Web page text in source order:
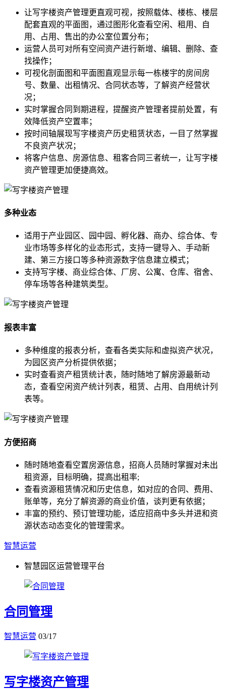
让写字楼资产管理更直观可视，按照载体、楼栋、楼层
配套直观的平面图，通过图形化查看空闲、租用、自
用、占用、售出的办公室位置分布；
运营人员可对所有空间资产进行新增、编辑、删除、查
找操作；
可视化剖面图和平面图直观显示每一栋楼宇的房间房
号、数量、出租情况、合同状态等，了解资产经营状
况；
实时掌握合同到期进程，提醒资产管理者提前处置，有
效降低资产空置率；
按时间轴展现写字楼资产历史租赁状态，一目了然掌握
不良资产状况；
将客户信息、房源信息、租客合同三者统一，让写字楼
资产管理更加便捷高效。
多种业态
适用于产业园区、园中园、孵化器、商办、综合体、专
业市场等多样化的业态形式，支持一键导入、手动新
建、第三方接口等多种资源数字信息建立模式；
支持写字楼、商业综合体、厂房、公寓、仓库、宿舍、
停车场等各种建筑类型。
报表丰富
多种维度的报表分析，查看各类实际和虚拟资产状况，
为园区资产分析提供依据；
实时查看资产租赁统计表，随时随地了解房源最新动
态，查看空闲资产统计列表，租赁、占用、自用统计列
表等。
方便招商
随时随地查看空置房源信息，招商人员随时掌握对未出
租资源，目标明确，提高出租率;
查看资源租赁情况和历史信息，如对应的合同、费用、
账单等，充分了解资源的商业价值，谈判更有依据；
丰富的预约、预订管理功能，适应招商中多头并进和资
源状态动态变化的管理需求。
智慧运营
智慧园区运营管理平台
合同管理
智慧运营 03/17
写字楼资产管理